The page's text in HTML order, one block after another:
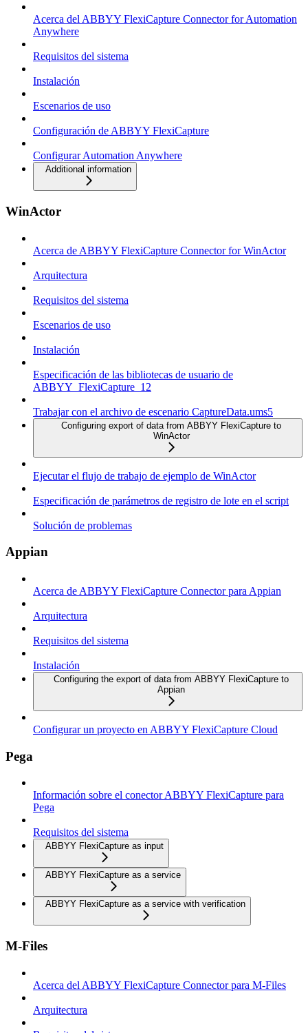
Acerca del ABBYY FlexiCapture Connector for Automation
Anywhere
Requisitos del sistema
Instalación
Escenarios de uso
Configuración de ABBYY FlexiCapture
Configurar Automation Anywhere
Additional information
WinActor
Acerca de ABBYY FlexiCapture Connector for WinActor
Arquitectura
Requisitos del sistema
Escenarios de uso
Instalación
Especificación de las bibliotecas de usuario de
ABBYY_FlexiCapture_12
Trabajar con el archivo de escenario CaptureData.ums5
Configuring export of data from ABBYY FlexiCapture to
WinActor
Ejecutar el flujo de trabajo de ejemplo de WinActor
Especificación de parámetros de registro de lote en el script
Solución de problemas
Appian
Acerca de ABBYY FlexiCapture Connector para Appian
Arquitectura
Requisitos del sistema
Instalación
Configuring the export of data from ABBYY FlexiCapture to
Appian
Configurar un proyecto en ABBYY FlexiCapture Cloud
Pega
Información sobre el conector ABBYY FlexiCapture para
Pega
Requisitos del sistema
ABBYY FlexiCapture as input
ABBYY FlexiCapture as a service
ABBYY FlexiCapture as a service with verification
M-Files
Acerca del ABBYY FlexiCapture Connector para M-Files
Arquitectura